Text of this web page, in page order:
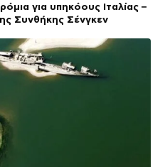
για υπηκόους Ιταλίας –
Συνθήκης Σένγκεν